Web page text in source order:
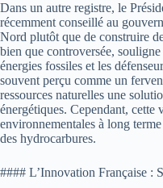
Dans un autre registre, le
récemment conseillé au
Nord plutôt que de construire
bien que controversée,
énergies fossiles et les
souvent perçu comme un
ressources naturelles une
énergétiques. Cependant, cette
environnementales à long
des hydrocarbures.
#### L’Innovation Française :